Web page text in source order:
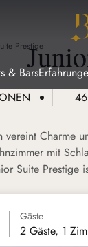
& Bars
Prestige
vereint Charme
mit
Suite Prestige
Gäste
2 Gäste, 1